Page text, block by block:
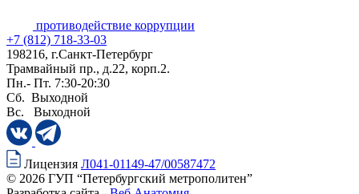
противодействие коррупции
+7 (812) 718-33-03
198216, г.Санкт-Петербург
Трамвайный пр., д.22, корп.2.
Пн.- Пт. 7:30-20:30
Сб. Выходной
Вс. Выходной
Лицензия Л041-01149-47/00587472
© 2026 ГУП “Петербургский метрополитен”